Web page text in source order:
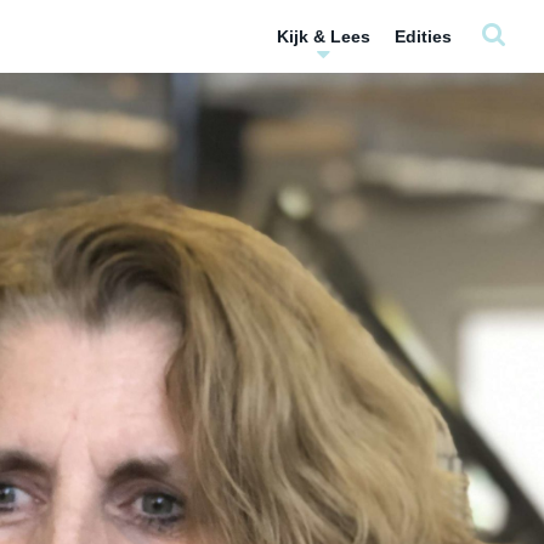
Kijk & Lees Edities